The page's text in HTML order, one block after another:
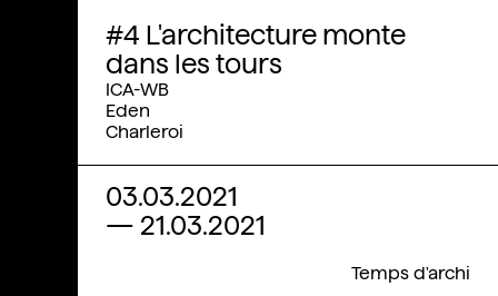
#4 L'architecture monte
dans les tours
ICA-WB
Eden
Charleroi
03.03.2021
— 21.03.2021
Temps d'archi